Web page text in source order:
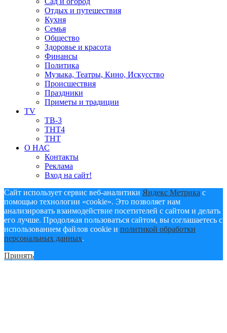
Отдых и путешествия
Кухня
Семья
Общество
Здоровье и красота
Финансы
Политика
Музыка, Театры, Кино, Искусство
Происшествия
Праздники
Приметы и традиции
TV
ТВ-3
ТНТ4
ТНТ
О НАС
Контакты
Реклама
Вход на сайт!
Сайт использует сервис веб-аналитики Яндекс Метрика с
помощью технологии «cookie». Это позволяет нам
анализировать взаимодействие посетителей с сайтом и делать
его лучше. Продолжая пользоваться сайтом, вы соглашаетесь с
использованием файлов cookie и политикой обработки
персональных данных.
Принять